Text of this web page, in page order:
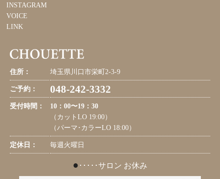
INSTAGRAM
VOICE
LINK
住所： 埼玉県川口市栄町2-3-9
ご予約： 048-242-3332
受付時間：
10：00〜19：30
（カットLO 19:00）
（パーマ･カラーLO 18:00）
定休日： 毎週火曜日
● ･････サロン お休み